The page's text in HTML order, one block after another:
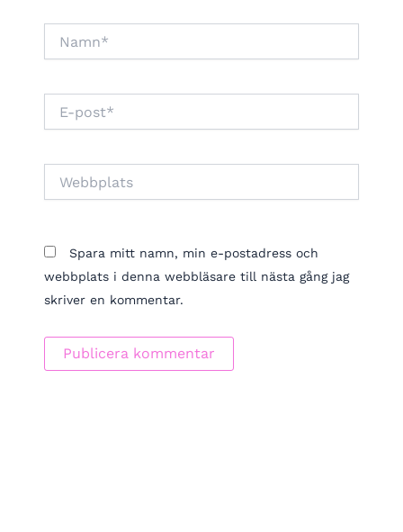
post*
Spara mitt namn, min e-postadress och
webbplats i denna webbläsare till nästa gång jag
skriver en kommentar.